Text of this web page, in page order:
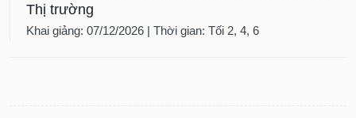
Thị trường
Khai giảng: 07/12/2026 | Thời gian: Tối 2, 4, 6